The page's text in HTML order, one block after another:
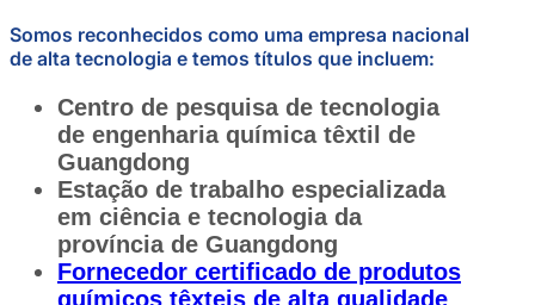
Somos reconhecidos como uma empresa nacional
de alta tecnologia e temos títulos que incluem:
Centro de pesquisa de tecnologia
de engenharia química têxtil de
Guangdong
Estação de trabalho especializada
em ciência e tecnologia da
província de Guangdong
Fornecedor certificado de produtos
químicos têxteis de alta qualidade